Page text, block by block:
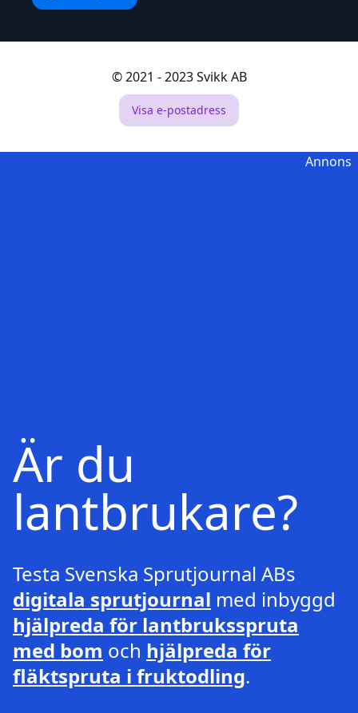
© 2021 - 2023 Svikk AB
Visa e-postadress
Annons
Är du
lantbrukare?
Testa Svenska Sprutjournal ABs
digitala sprutjournal med inbyggd
hjälpreda för lantbruksspruta
med bom och hjälpreda för
fläktspruta i fruktodling.